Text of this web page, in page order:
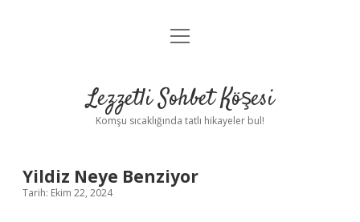
Anasayfa
Yasal Uyarı
menüyü
Lezzetli Sohbet Köşesi
Komşu sıcaklığında tatlı hikayeler bul!
Yildiz Neye Benziyor
Tarih: Ekim 22, 2024